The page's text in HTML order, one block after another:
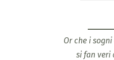
Or che i
si fan veri